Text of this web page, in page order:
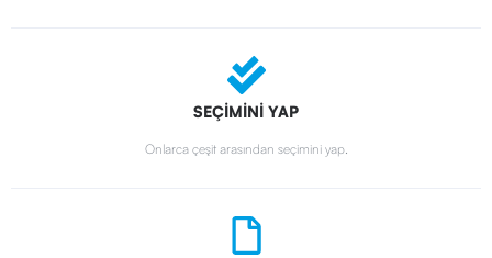
SEÇİMİNİ YAP
Onlarca çeşit arasından seçimini yap.